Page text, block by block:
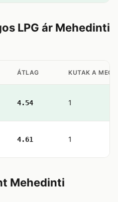
LPG ár Mehedinti
ÁTLAG KUTAK A
4.54 1
4.61 1
Mehedinti